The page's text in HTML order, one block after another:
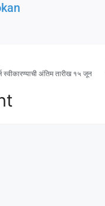
अंतिम तारीख १५ जून